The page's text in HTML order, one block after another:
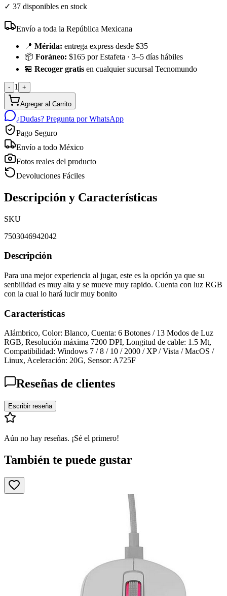
✓ 37 disponibles en stock
Envío a toda la República Mexicana
📍 Mérida: entrega express desde $35
📦 Foráneo: $165 por Estafeta · 3–5 días hábiles
🏪 Recoger gratis en cualquier sucursal Tecnomundo
- 1 +
Agregar al Carrito
¿Dudas? Pregunta por WhatsApp
Pago Seguro
Envío a todo México
Fotos reales del producto
Devoluciones Fáciles
Descripción y Características
SKU
7503046942042
Descripción
Para una mejor experiencia al jugar, este es la opción ya que su
senbilidad es muy alta y se mueve muy rapido. Cuenta con luz RGB
con la cual lo hará lucir muy bonito
Características
Alámbrico, Color: Blanco, Cuenta: 6 Botones / 13 Modos de Luz
RGB, Resolución máxima 7200 DPI, Longitud de cable: 1.5 Mt,
Compatibilidad: Windows 7 / 8 / 10 / 2000 / XP / Vista / MacOS /
Linux, Aceleración: 20G, Sensor: A725F
Reseñas de clientes
Escribir reseña
Aún no hay reseñas. ¡Sé el primero!
También te puede gustar